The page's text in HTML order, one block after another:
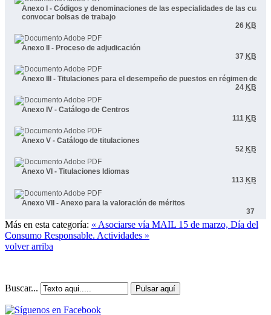
Anexo I - Códigos y denominaciones de las especialidades de las
convocar bolsas de trabajo
26 KB
Anexo II - Proceso de adjudicación
37 KB
Anexo III - Titulaciones para el desempeño de puestos en régimen de
24 KB
Anexo IV - Catálogo de Centros
111 KB
Anexo V - Catálogo de titulaciones
52 KB
Anexo VI - Titulaciones Idiomas
113 KB
Anexo VII - Anexo para la valoración de méritos
37
Más en esta categoría: « Asociarse vía MAIL 15 de marzo, Día del
Consumo Responsable. Actividades »
volver arriba
Buscar... Pulsar aquí